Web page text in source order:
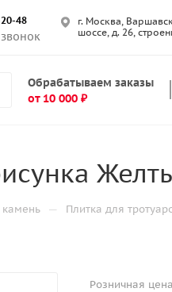
48
звонок
г. Москва,
шоссе, д. 26,
Обрабатываем заказы
от 10 000 ₽
— Плитка для
Розничная цена